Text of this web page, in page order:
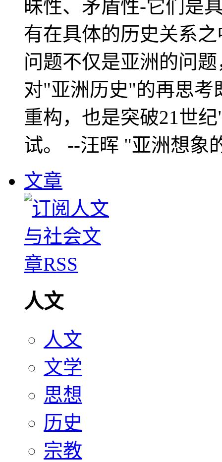
昧性、矛盾性-它们是
有在具体的历史关系
问题不仅是亚洲的问
对"亚洲历史"的再思考
重构，也是突破21世
试。 --汪晖 "亚洲想象
文章
人文
人文
文学
思想
历史
宗教